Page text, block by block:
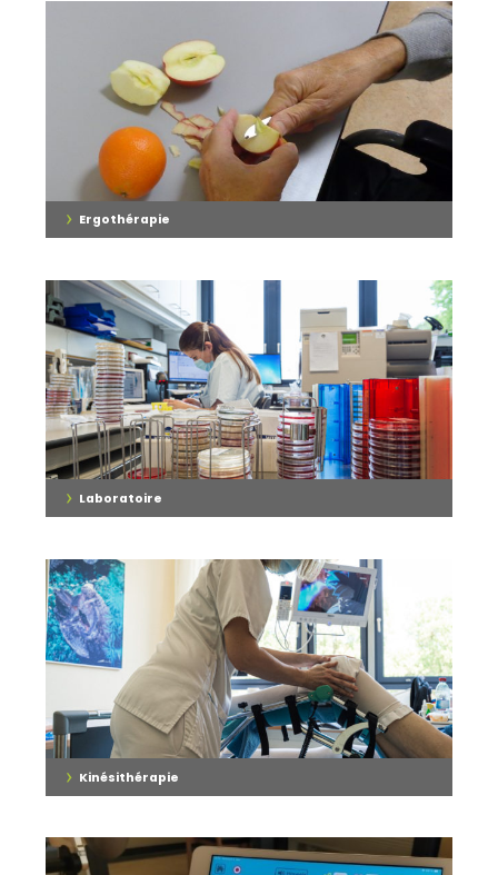
› Ergothérapie
› Laboratoire
› Kinésithérapie